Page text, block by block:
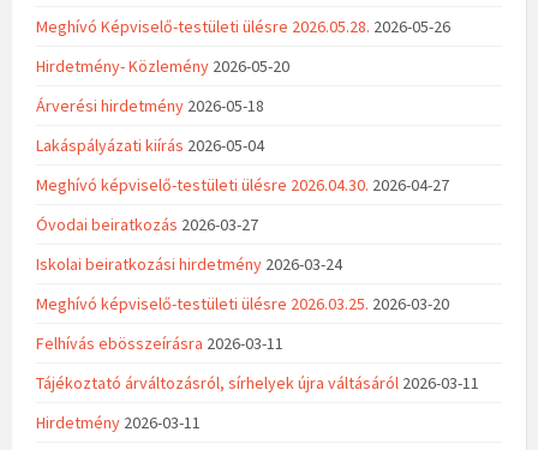
Meghívó Képviselő-testületi ülésre 2026.05.28. 2026-05-26
Hirdetmény- Közlemény 2026-05-20
Árverési hirdetmény 2026-05-18
Lakáspályázati kiírás 2026-05-04
Meghívó képviselő-testületi ülésre 2026.04.30. 2026-04-27
Óvodai beiratkozás 2026-03-27
Iskolai beiratkozási hirdetmény 2026-03-24
Meghívó képviselő-testületi ülésre 2026.03.25. 2026-03-20
Felhívás ebösszeírásra 2026-03-11
Tájékoztató árváltozásról, sírhelyek újra váltásáról 2026-03-11
Hirdetmény 2026-03-11